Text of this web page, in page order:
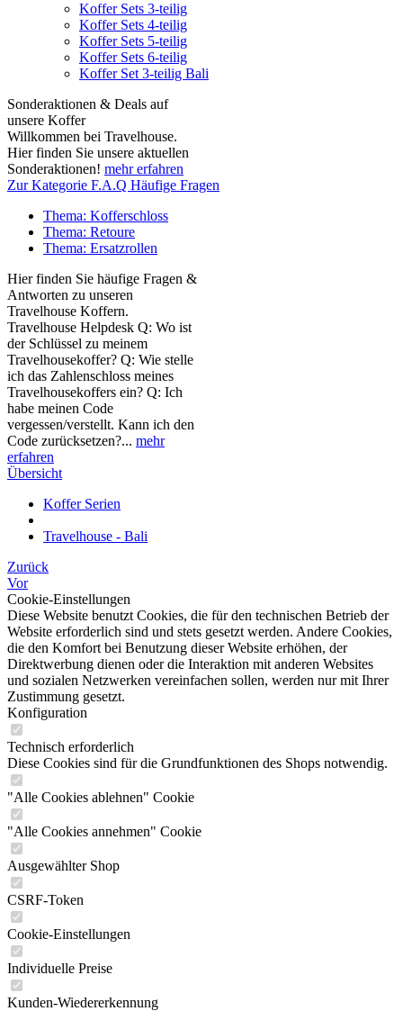
Koffer Sets 3-teilig
Koffer Sets 4-teilig
Koffer Sets 5-teilig
Koffer Sets 6-teilig
Koffer Set 3-teilig Bali
Sonderaktionen & Deals auf
unsere Koffer
Willkommen bei Travelhouse.
Hier finden Sie unsere aktuellen
Sonderaktionen! mehr erfahren
Zur Kategorie F.A.Q Häufige Fragen
Thema: Kofferschloss
Thema: Retoure
Thema: Ersatzrollen
Hier finden Sie häufige Fragen &
Antworten zu unseren
Travelhouse Koffern.
Travelhouse Helpdesk Q: Wo ist
der Schlüssel zu meinem
Travelhousekoffer? Q: Wie stelle
ich das Zahlenschloss meines
Travelhousekoffers ein? Q: Ich
habe meinen Code
vergessen/verstellt. Kann ich den
Code zurücksetzen?... mehr
erfahren
Übersicht
Koffer Serien
Travelhouse - Bali
Zurück
Vor
Cookie-Einstellungen
Diese Website benutzt Cookies, die für den technischen Betrieb der
Website erforderlich sind und stets gesetzt werden. Andere Cookies,
die den Komfort bei Benutzung dieser Website erhöhen, der
Direktwerbung dienen oder die Interaktion mit anderen Websites
und sozialen Netzwerken vereinfachen sollen, werden nur mit Ihrer
Zustimmung gesetzt.
Konfiguration
Technisch erforderlich
Diese Cookies sind für die Grundfunktionen des Shops notwendig.
"Alle Cookies ablehnen" Cookie
"Alle Cookies annehmen" Cookie
Ausgewählter Shop
CSRF-Token
Cookie-Einstellungen
Individuelle Preise
Kunden-Wiedererkennung